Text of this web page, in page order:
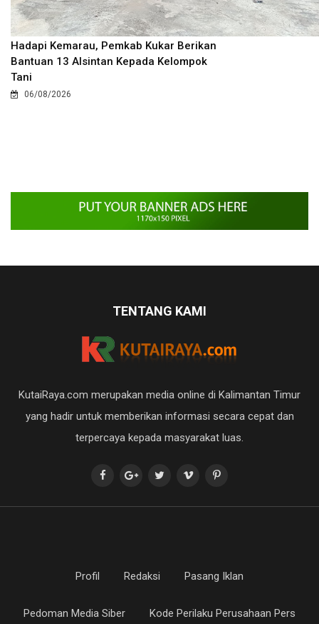
Hadapi Kemarau, Pemkab Kukar Berikan
Bantuan 13 Alsintan Kepada Kelompok
Tani
06/08/2026
TENTANG KAMI
KutaiRaya.com merupakan media online di Kalimantan Timur
yang hadir untuk memberikan informasi secara cepat dan
terpercaya kepada masyarakat luas.
Profil Redaksi Pasang Iklan
Pedoman Media Siber Kode Perilaku Perusahaan Pers